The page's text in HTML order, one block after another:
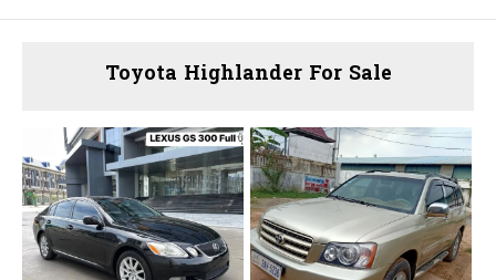
Toyota Highlander For Sale